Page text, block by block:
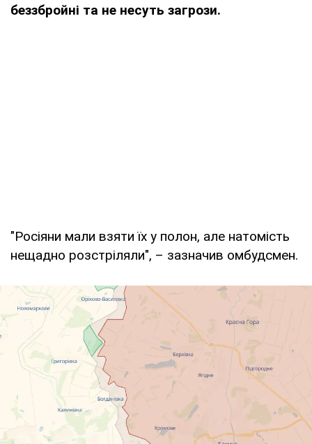
беззбройні та не несуть загрози.
"Росіяни мали взяти їх у полон, але натомість
нещадно розстріляли", – зазначив омбудсмен.